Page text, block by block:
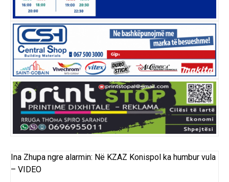
Ina Zhupa ngre alarmin: Në KZAZ Konispol ka humbur vula
– VIDEO